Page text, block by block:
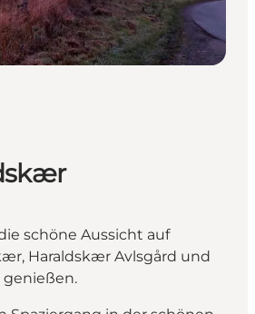
schöne Aussicht auf
Haraldskær Avlsgård und
genießen.